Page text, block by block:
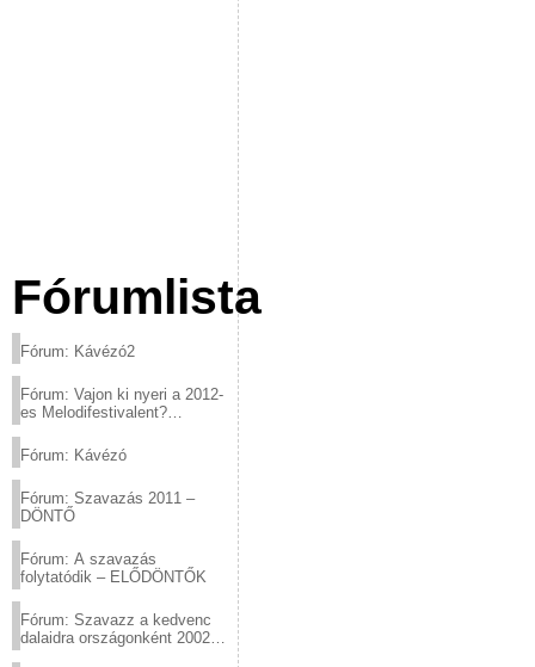
Fórumlista
Fórum: Kávézó2
Fórum: Vajon ki nyeri a 2012-
es Melodifestivalent?
Fórum: Kávézó
Fórum: Szavazás 2011 –
DÖNTŐ
Fórum: A szavazás
folytatódik – ELŐDÖNTŐK
Fórum: Szavazz a kedvenc
dalaidra országonként 2002